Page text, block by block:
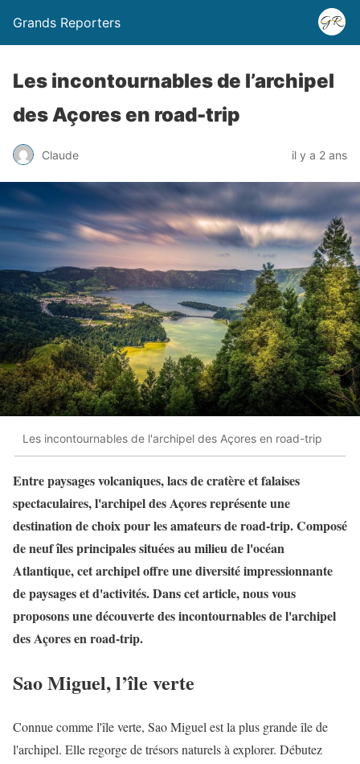
Grands Reporters
Les incontournables de l’archipel
des Açores en road-trip
Claude il y a 2 ans
Les incontournables de l'archipel des Açores en road-trip
Entre paysages volcaniques, lacs de cratère et falaises
spectaculaires, l'archipel des Açores représente une
destination de choix pour les amateurs de road-trip. Composé
de neuf îles principales situées au milieu de l'océan
Atlantique, cet archipel offre une diversité impressionnante
de paysages et d'activités. Dans cet article, nous vous
proposons une découverte des incontournables de l'archipel
des Açores en road-trip.
Sao Miguel, l’île verte
Connue comme l'île verte, Sao Miguel est la plus grande île de
l'archipel. Elle regorge de trésors naturels à explorer. Débutez